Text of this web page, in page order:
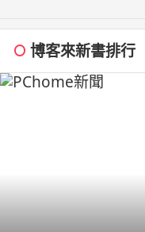
博客來新書排行